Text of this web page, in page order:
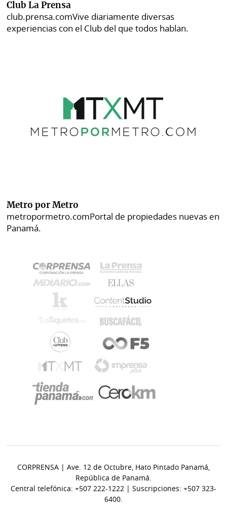
Club La Prensa
club.prensa.comVive diariamente diversas
experiencias con el Club del que todos hablan.
Metro por Metro
metropormetro.comPortal de propiedades nuevas en
Panamá.
CORPRENSA | Ave. 12 de Octubre, Hato Pintado Panamá,
República de Panamá.
Central telefónica: +507 222-1222 | Suscripciones: +507 323-
6400.